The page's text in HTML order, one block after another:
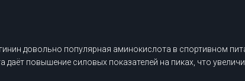
довольно популярная аминокислота в спортивном
повышение силовых показателей на пиках, что